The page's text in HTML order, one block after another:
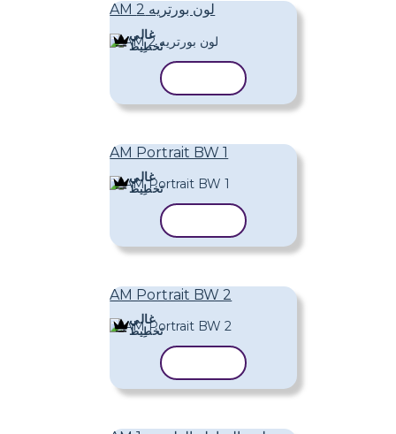
AM لون بورتريه 2
غالي
تَخطِيط
AM Portrait BW 1
غالي
تَخطِيط
AM Portrait BW 2
غالي
تَخطِيط